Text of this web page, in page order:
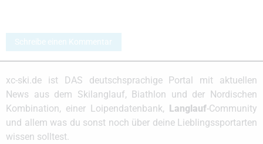
Schreibe einen Kommentar
xc-ski.de ist DAS deutschsprachige Portal mit aktuellen
News aus dem Skilanglauf, Biathlon und der Nordischen
Kombination, einer Loipendatenbank, Langlauf-Community
und allem was du sonst noch über deine Lieblingssportarten
wissen solltest.